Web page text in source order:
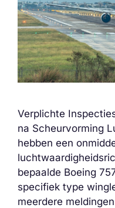
Verplichte
na Scheurvorming
hebben een
bepaalde Boeing
specifiek type
meerdere